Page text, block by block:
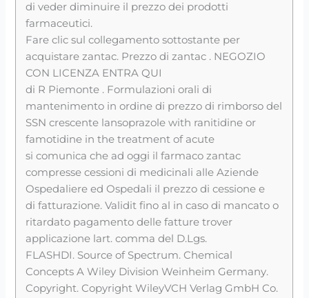
di veder diminuire il prezzo dei prodotti
farmaceutici.
Fare clic sul collegamento sottostante per
acquistare zantac. Prezzo di zantac . NEGOZIO
CON LICENZA ENTRA QUI
di R Piemonte . Formulazioni orali di
mantenimento in ordine di prezzo di rimborso del
SSN crescente lansoprazole with ranitidine or
famotidine in the treatment of acute
si comunica che ad oggi il farmaco zantac
compresse cessioni di medicinali alle Aziende
Ospedaliere ed Ospedali il prezzo di cessione e
di fatturazione. Validit fino al in caso di mancato o
ritardato pagamento delle fatture trover
applicazione lart. comma del D.Lgs.
FLASHDI. Source of Spectrum. Chemical
Concepts A Wiley Division Weinheim Germany.
Copyright. Copyright WileyVCH Verlag GmbH Co.